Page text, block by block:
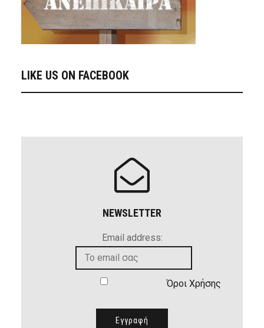
LIKE US ON FACEBOOK
NEWSLETTER
Email address:
Όροι Χρήσης